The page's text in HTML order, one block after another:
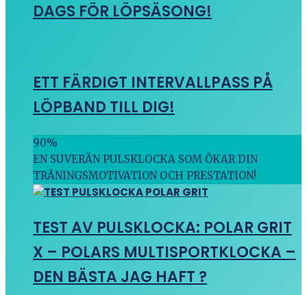
DAGS FÖR LÖPSÄSONG!
ETT FÄRDIGT INTERVALLPASS PÅ
LÖPBAND TILL DIG!
90%
EN SUVERÄN PULSKLOCKA SOM ÖKAR DIN
TRÄNINGSMOTIVATION OCH PRESTATION!
TEST AV PULSKLOCKA: POLAR GRIT
X – POLARS MULTISPORTKLOCKA –
DEN BÄSTA JAG HAFT ?